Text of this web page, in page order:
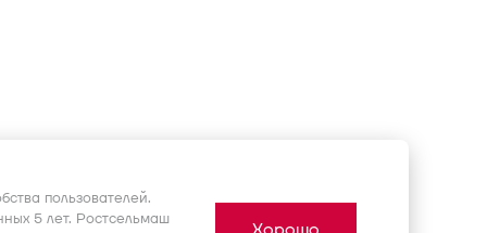
пользователей.
5 лет. Ростсельмаш